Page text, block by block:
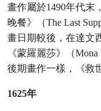
畫作屬於1490年代末
晚餐》（The Last
畫日期較後，在達文
《蒙羅麗莎》（
後期畫作一樣，《救
1625年